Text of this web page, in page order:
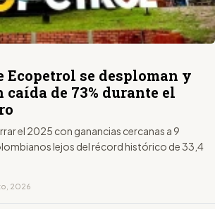
Ecopetrol se desploman y
de 73% durante el
el 2025 con ganancias cercanas a 9
lejos del récord histórico de 33,4
2026